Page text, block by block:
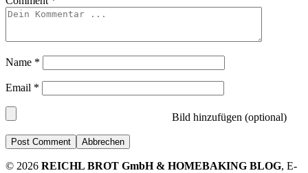
Name *
Email *
Bild hinzufügen (optional)
Abbrechen
© 2026 REICHL BROT GmbH & HOMEBAKING BLOG, E-